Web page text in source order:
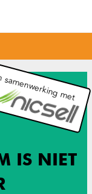
IS NIET
met